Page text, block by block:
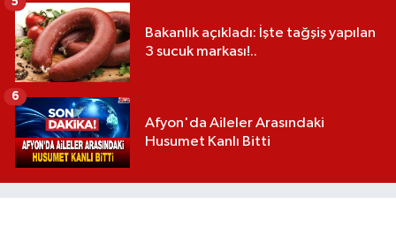
Bakanlık açıkladı: İşte tağşiş yapılan
3 sucuk markası!..
Afyon'da Aileler Arasındaki
Husumet Kanlı Bitti
6